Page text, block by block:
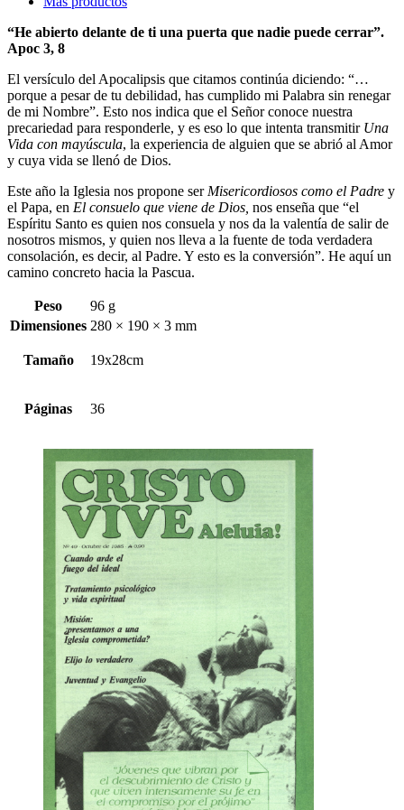
“He abierto delante de ti una puerta que nadie puede cerrar”.
Apoc 3, 8
El versículo del Apocalipsis que citamos continúa diciendo: “…
porque a pesar de tu debilidad, has cumplido mi Palabra sin renegar
de mi Nombre”. Esto nos indica que el Señor conoce nuestra
precariedad para responderle, y es eso lo que intenta transmitir Una
Vida con mayúscula, la experiencia de alguien que se abrió al Amor
y cuya vida se llenó de Dios.
Este año la Iglesia nos propone ser Misericordiosos como el Padre y
el Papa, en El consuelo que viene de Dios, nos enseña que “el
Espíritu Santo es quien nos consuela y nos da la valentía de salir de
nosotros mismos, y quien nos lleva a la fuente de toda verdadera
consolación, es decir, al Padre. Y esto es la conversión”. He aquí un
camino concreto hacia la Pascua.
Peso
96 g
Dimensiones 280 × 190 × 3 mm
Tamaño 19x28cm
Páginas 36